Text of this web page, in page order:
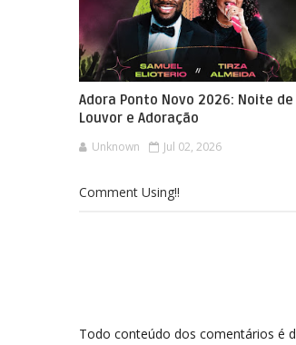
Adora Ponto Novo 2026: Noite de
Louvor e Adoração
Unknown Jul 02, 2026
Comment Using!!
Todo conteúdo dos comentários é